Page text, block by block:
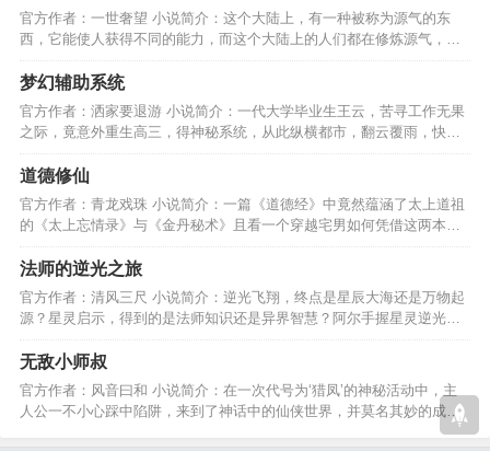
官方作者：一世奢望 小说简介：这个大陆上，有一种被称为源气的东
西，它能使人获得不同的能力，而这个大陆上的人们都在修炼源气，这
个大陆的名字就是:源界…
梦幻辅助系统
官方作者：洒家要退游 小说简介：一代大学毕业生王云，苦寻工作无果
之际，竟意外重生高三，得神秘系统，从此纵横都市，翻云覆雨，快意
恩仇，登上人生巅峰。…
道德修仙
官方作者：青龙戏珠 小说简介：一篇《道德经》中竟然蕴涵了太上道祖
的《太上忘情录》与《金丹秘术》且看一个穿越宅男如何凭借这两本中
华秘术闯荡修真世界。…
法师的逆光之旅
官方作者：清风三尺 小说简介：逆光飞翔，终点是星辰大海还是万物起
源？星灵启示，得到的是法师知识还是异界智慧？阿尔手握星灵逆光而
行，终将看到怎样的风景…
无敌小师叔
官方作者：风音曰和 小说简介：在一次代号为‘猎凤’的神秘活动中，主
人公一不小心踩中陷阱，来到了神话中的仙侠世界，并莫名其妙的成为